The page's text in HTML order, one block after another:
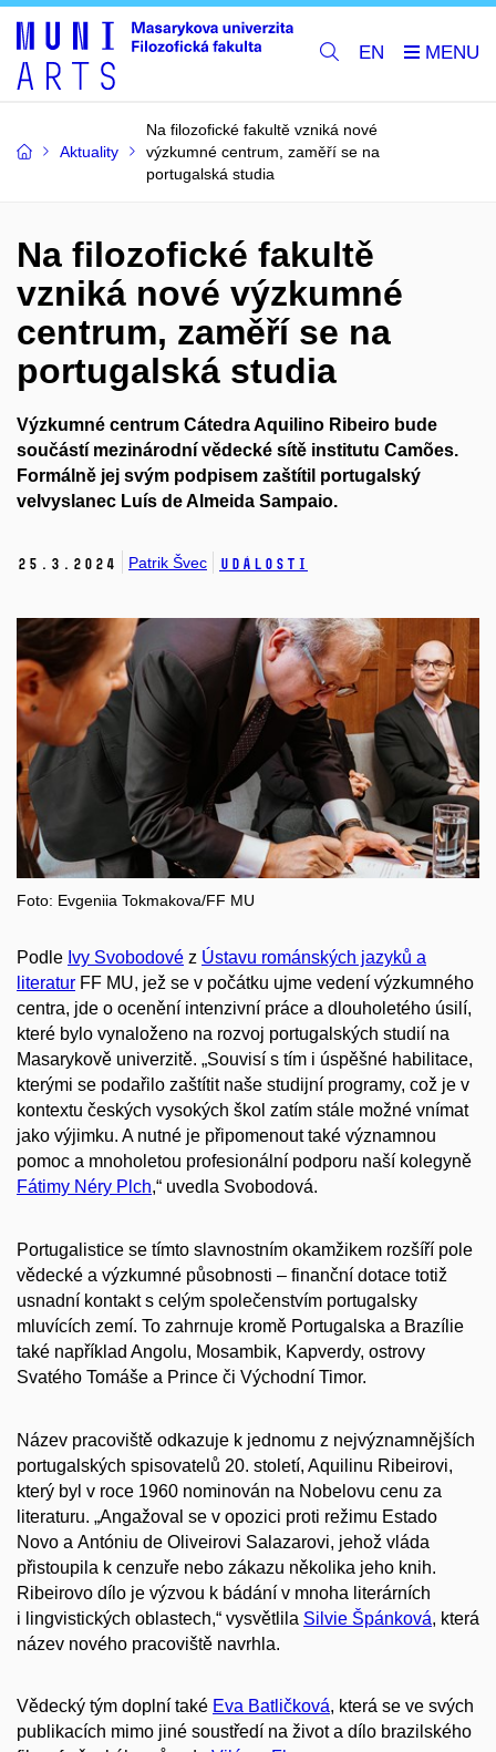
EN
Aktuality
Na filozofické fakultě vzniká nové
výzkumné centrum, zaměří se na
portugalská studia
Na filozofické fakultě
vzniká nové výzkumné
centrum, zaměří se na
portugalská studia
Výzkumné centrum Cátedra Aquilino Ribeiro bude
součástí mezinárodní vědecké sítě institutu Camões.
Formálně jej svým podpisem zaštítil portugalský
velvyslanec Luís de Almeida Sampaio.
25. 3. 2024 Patrik Švec Události
Foto: Evgeniia Tokmakova/FF MU
Podle Ivy Svobodové z Ústavu románských jazyků a
literatur FF MU, jež se v počátku ujme vedení výzkumného
centra, jde o ocenění intenzivní práce a dlouholetého úsilí,
které bylo vynaloženo na rozvoj portugalských studií na
Masarykově univerzitě. „Souvisí s tím i úspěšné habilitace,
kterými se podařilo zaštítit naše studijní programy, což je v
kontextu českých vysokých škol zatím stále možné vnímat
jako výjimku. A nutné je připomenout také významnou
pomoc a mnoholetou profesionální podporu naší kolegyně
Fátimy Néry Plch,“ uvedla Svobodová.
Portugalistice se tímto slavnostním okamžikem rozšíří pole
vědecké a výzkumné působnosti – finanční dotace totiž
usnadní kontakt s celým společenstvím portugalsky
mluvících zemí. To zahrnuje kromě Portugalska a Brazílie
také například Angolu, Mosambik, Kapverdy, ostrovy
Svatého Tomáše a Prince či Východní Timor.
Název pracoviště odkazuje k jednomu z nejvýznamnějších
portugalských spisovatelů 20. století, Aquilinu Ribeirovi,
který byl v roce 1960 nominován na Nobelovu cenu za
literaturu. „Angažoval se v opozici proti režimu Estado
Novo a Antóniu de Oliveirovi Salazarovi, jehož vláda
přistoupila k cenzuře nebo zákazu několika jeho knih.
Ribeirovo dílo je výzvou k bádání v mnoha literárních
i lingvistických oblastech,“ vysvětlila Silvie Špánková, která
název nového pracoviště navrhla.
Vědecký tým doplní také Eva Batličková, která se ve svých
publikacích mimo jiné soustředí na život a dílo brazilského